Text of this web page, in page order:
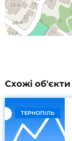
Схожі об'єкти
ТЕРНОПІЛЬ